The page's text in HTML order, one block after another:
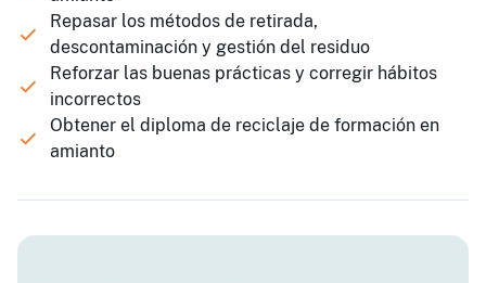
Repasar los métodos de retirada,
descontaminación y gestión del residuo
Reforzar las buenas prácticas y corregir hábitos
incorrectos
Obtener el diploma de reciclaje de formación en
amianto